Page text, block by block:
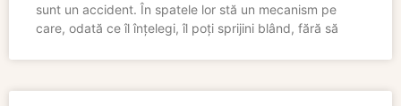
sunt un accident. În spatele lor stă un mecanism pe
care, odată ce îl înțelegi, îl poți sprijini blând, fără să